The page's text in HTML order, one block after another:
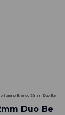
Italiano Branco 22mm Duo Be
Duo Be